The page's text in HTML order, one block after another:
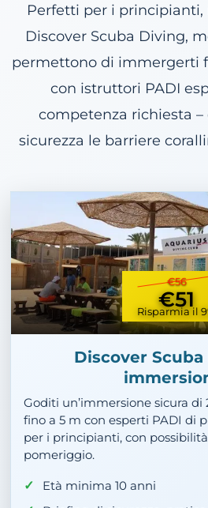
Perfetti per i
Discover Scuba Diving,
permettono di immergerti
con istruttori PADI
competenza richiesta
sicurezza le barriere
€56
€51
Risparmia il
Discover Scuba
Goditi un’immersione sicura
fino a 5 m con esperti PADI di
per i principianti, con
pomeriggio.
Età minima 10 anni